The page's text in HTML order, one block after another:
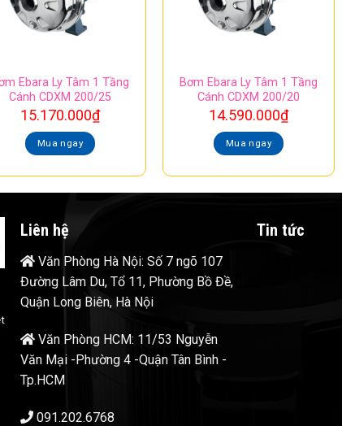
Ebara Ly Tâm 1 Tầng
Cánh CDXM 200/25
15.170.000₫
Mua ngay
Bơm Ebara Ly Tâm 1 Tầng
Cánh CDXM 200/20
14.590.000₫
Mua ngay
Liên hệ
Văn Phòng Hà Nội: Số 7 ngõ 107
Đường Lâm Du, Tổ 11, Phường Bồ Đề,
Quận Long Biên, Hà Nội
Văn Phòng HCM: 11/53 Nguyễn
Văn Mại -Phường 4 -Quận Tân Bình -
Tp.HCM
091.202.6768
Tin tức